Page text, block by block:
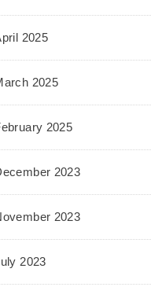
2025
2025
2025
2023
2023
2023